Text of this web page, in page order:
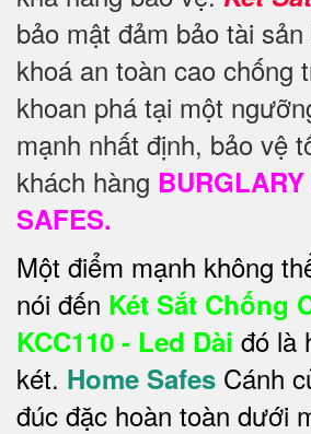
bảo mật đảm bảo tài
khoá an toàn cao chống
khoan phá tại một
mạnh nhất định, bảo vệ
khách hàng
SAFES.
Một điểm mạnh không
nói đến Két Sắt Chống
KCC110 - Led Dài đó là
két. Home Safes Cánh
đúc đặc hoàn toàn dưới